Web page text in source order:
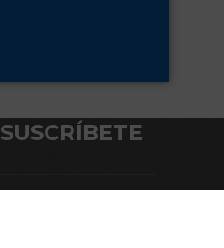
SUSCRÍBETE